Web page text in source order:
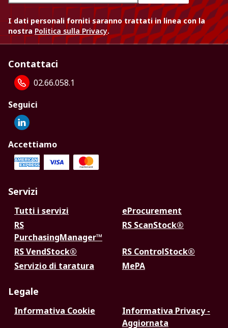
I dati personali forniti saranno trattati in linea con la
nostra Politica sulla Privacy.
Contattaci
02.66.058.1
Seguici
Accettiamo
Servizi
Tutti i servizi
eProcurement
RS
PurchasingManager™
RS ScanStock®
RS VendStock®
RS ControlStock®
Servizio di taratura
MePA
Legale
Informativa Cookie
Informativa Privacy -
Aggiornata